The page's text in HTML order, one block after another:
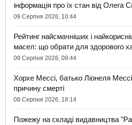
інформація про їх стан від Олега
09 Серпня 2026, 10:44
Рейтинг найсмачніших і
масел: що обрати для здорового
09 Серпня 2026, 09:44
Хорхе Мессі, батько Ліонеля
причину смерті
08 Серпня 2026, 18:14
Пожежу на складі видавництва